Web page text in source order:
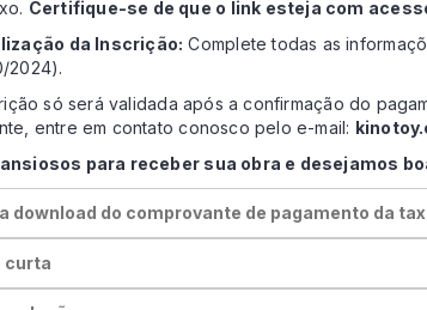
Certifique-se de que o link esteja com
da Inscrição: Complete todas as
2024).
só será validada após a confirmação do
entre em contato conosco pelo e-mail:
para receber sua obra e desejamos
do comprovante de pagamento da